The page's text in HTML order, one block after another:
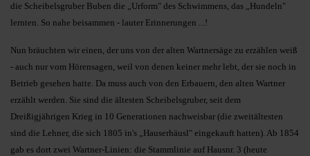
die Scheibelsgruber Buben die „Urform" des Schwimmens, das „Hundeln"
lernten. So nahe beisammen - lauter Erinnerungen ...!
Nun bräuchten wir einen, der uns von der alten Wartnersäge zu erzählen weiß
- auch nur vom Hörensagen, weil von denen keiner mehr lebt, der sie noch in
Betrieb gesehen hatte. Da muss auch von den Erbauern, den alten Wartner
erzählt werden. Sie sind die ältesten Scheibelsgruber, seit dem
Dreißigjährigen Krieg in 10 Generationen nachweisbar (die zweitältesten
sind die Lehner, die sich 1805 in's „Hauserhäusl" eingekauft hatten). Ab 1854
gab es dort zwei Wartner-Linien: die Stammlinie auf Hausnr. 3 (heute